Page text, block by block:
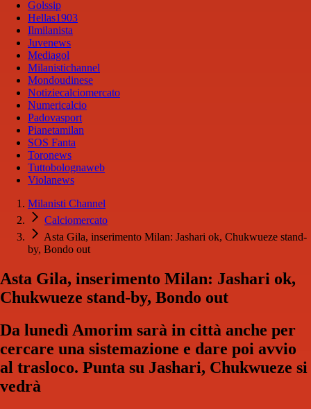
Golssip
Hellas1903
Ilmilanista
Juvenews
Mediagol
Milanistichannel
Mondoudinese
Notiziecalciomercato
Numericalcio
Padovasport
Pianetamilan
SOS Fanta
Toronews
Tuttobolognaweb
Violanews
Milanisti Channel
Calciomercato
Asta Gila, inserimento Milan: Jashari ok, Chukwueze stand-
by, Bondo out
Asta Gila, inserimento Milan: Jashari ok,
Chukwueze stand-by, Bondo out
Da lunedì Amorim sarà in città anche per
cercare una sistemazione e dare poi avvio
al trasloco. Punta su Jashari, Chukwueze si
vedrà